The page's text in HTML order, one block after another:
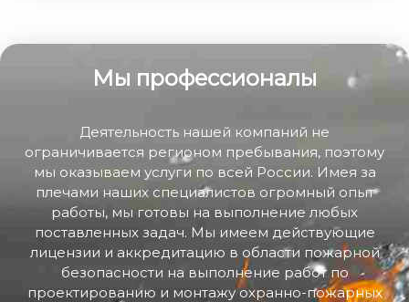
Мы профессионалы
Деятельность нашей компаний не
ограничивается регионом пребывания, поэтому
мы оказываем услуги по всей России. Имея за
плечами наших специалистов огромный опыт
работы, мы готовы на выполнение любых
поставленных задач. Мы имеем действующие
лицензии и аккредитацию в области пожарной
безопасности на выполнение работ по
проектированию и монтажу охранно-пожарных